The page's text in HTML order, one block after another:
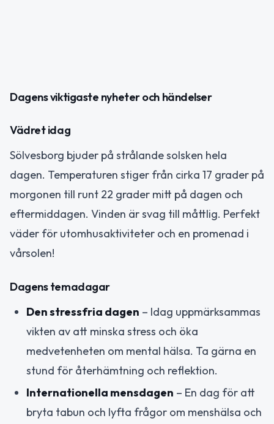
Dagens viktigaste nyheter och händelser
Vädret idag
Sölvesborg bjuder på strålande solsken hela
dagen. Temperaturen stiger från cirka 17 grader på
morgonen till runt 22 grader mitt på dagen och
eftermiddagen. Vinden är svag till måttlig. Perfekt
väder för utomhusaktiviteter och en promenad i
vårsolen!
Dagens temadagar
Den stressfria dagen – Idag uppmärksammas
vikten av att minska stress och öka
medvetenheten om mental hälsa. Ta gärna en
stund för återhämtning och reflektion.
Internationella mensdagen – En dag för att
bryta tabun och lyfta frågor om menshälsa och